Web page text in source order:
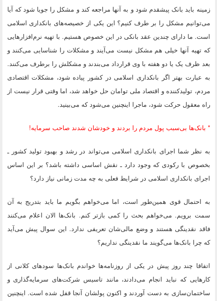
زمینه باید بانک پیشقدم شود و به آنها مراجعه کند و مشکل را جویا شود که آیا
می‌توانیم مشکل را بر طرف کنیم؟ این یکی از خصیصه‌های بانکداری اسلامی
است. ما دارای چندین عقد بانکی در این خصوص هستیم. با تهیه نرم‌افزارهایی
که تهیه آنها خیلی هم مشکل نیست می‌آیند و مشکلات را شناسایی می‌کنند و
بعد ظرف یک یا دو هفته با وی قرارداد می‌بندند و مشکلش را برطرف می‌کنند.
به عبارت بهتر اگر بانکداری اسلامی در کشور پیاده شود، مشکلات اقتصادی
مردم، تولید‌کننده و اقتصاد ملی توامان حل خواهد شد، اما وقتی قرار نیست از
راه معقول حرکت شود، ماجرا اینچنین می‌شود که می‌بینید.
* بانک‌ها بی‌سبب پول مردم را بردند و خودشان شدند صاحب سرمایه!
به نظر شما اجرای بانکداری اسلامی می‌تواند در رشد و بهبود تولید کشور ـ
بخصوص با رکودی که وجود دارد ـ نقش اساسی داشته باشد؟ بر این اساس
اجرای بانکداری اسلامی در شرایط فعلی به چه مدت زمانی نیاز دارد؟
به احتمال قوی همین‌طور است، اما می‌خواهم بگویم ما باید بتدریج به آن
سمت برویم. می‌خواهم بحث را کمی بازتر کنم. بانک‌ها الان اعلام می‌کنند
فاقد نقدینگی هستند و وضع مالی‌شان تعریفی ندارد. این سوال پیش می‌آید
که چرا بانک‌ها می‌گویند ما نقدینگی نداریم؟
اتفاقا چند روز پیش در یکی از روزنامه‌ها خواندم بانک‌ها سودهای کلانی از
کارهایی که نباید انجام می‌دادند، مانند تاسیس شرکت‌های سرمایه‌گذاری و
ساختمان‌سازی به دست آوردند و اکنون پولشان آنجا قفل شده است. اینچنین